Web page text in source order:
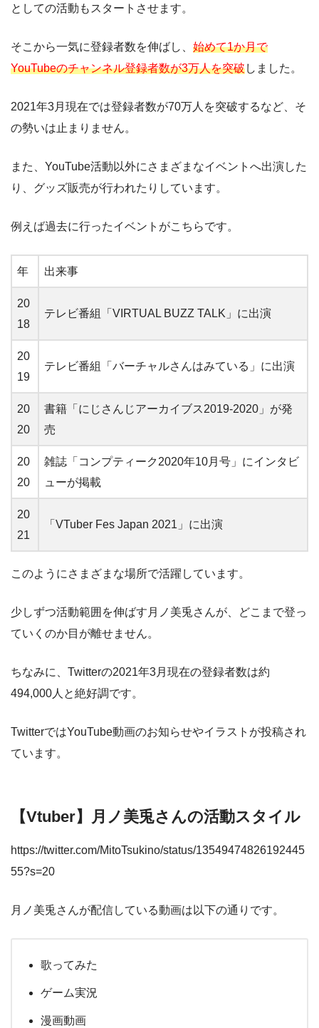
としての活動もスタートさせます。
そこから一気に登録者数を伸ばし、 始めて1か月で
YouTubeのチャンネル登録者数が3万人を突破しました。
2021年3月現在では登録者数が70万人を突破するなど、そ
の勢いは止まりません。
また、YouTube活動以外にさまざまなイベントへ出演した
り、グッズ販売が行われたりしています。
例えば過去に行ったイベントがこちらです。
年 出来事
20
18
テレビ番組「VIRTUAL BUZZ TALK」に出演
20
19
テレビ番組「バーチャルさんはみている」に出演
20
20
書籍「にじさんじアーカイブス2019-2020」が発
売
20
20
雑誌「コンプティーク2020年10月号」にインタビ
ューが掲載
20
21
「VTuber Fes Japan 2021」に出演
このようにさまざまな場所で活躍しています。
少しずつ活動範囲を伸ばす月ノ美兎さんが、どこまで登っ
ていくのか目が離せません。
ちなみに、Twitterの2021年3月現在の登録者数は約
494,000人と絶好調です。
TwitterではYouTube動画のお知らせやイラストが投稿され
ています。
【Vtuber】月ノ美兎さんの活動スタイル
https://twitter.com/MitoTsukino/status/13549474826192445
55?s=20
月ノ美兎さんが配信している動画は以下の通りです。
歌ってみた
ゲーム実況
漫画動画